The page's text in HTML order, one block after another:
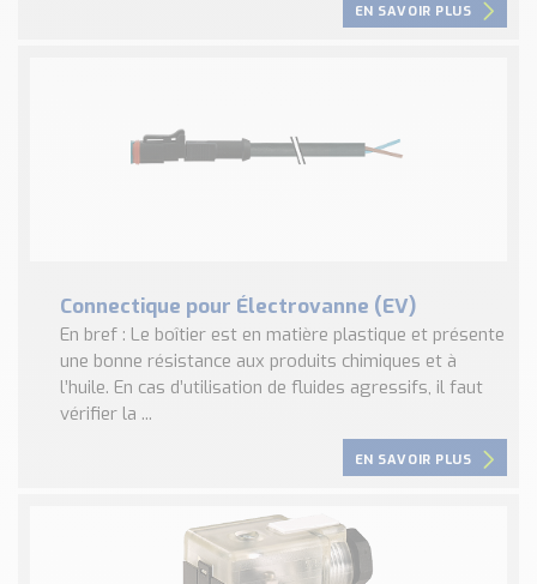
EN SAVOIR PLUS
Connectique pour Électrovanne (EV)
En bref : Le boîtier est en matière plastique et présente
une bonne résistance aux produits chimiques et à
l’huile. En cas d’utilisation de fluides agressifs, il faut
vérifier la ...
EN SAVOIR PLUS